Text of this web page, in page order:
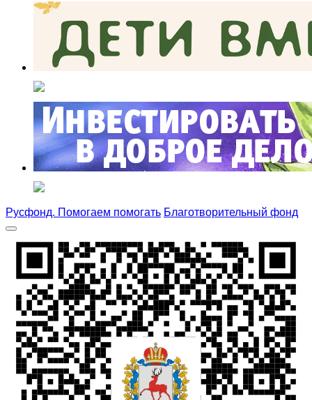
Русфонд. Помогаем помогать Благотворительный фонд